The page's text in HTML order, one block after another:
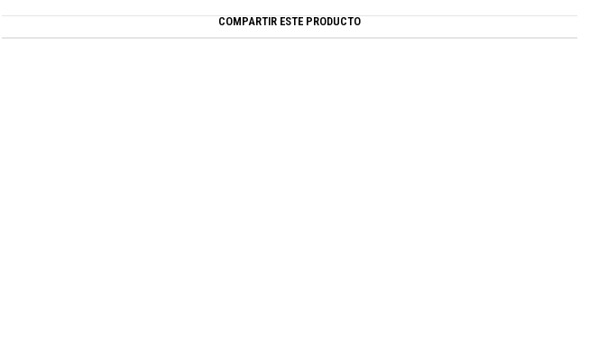
COMPARTIR ESTE PRODUCTO